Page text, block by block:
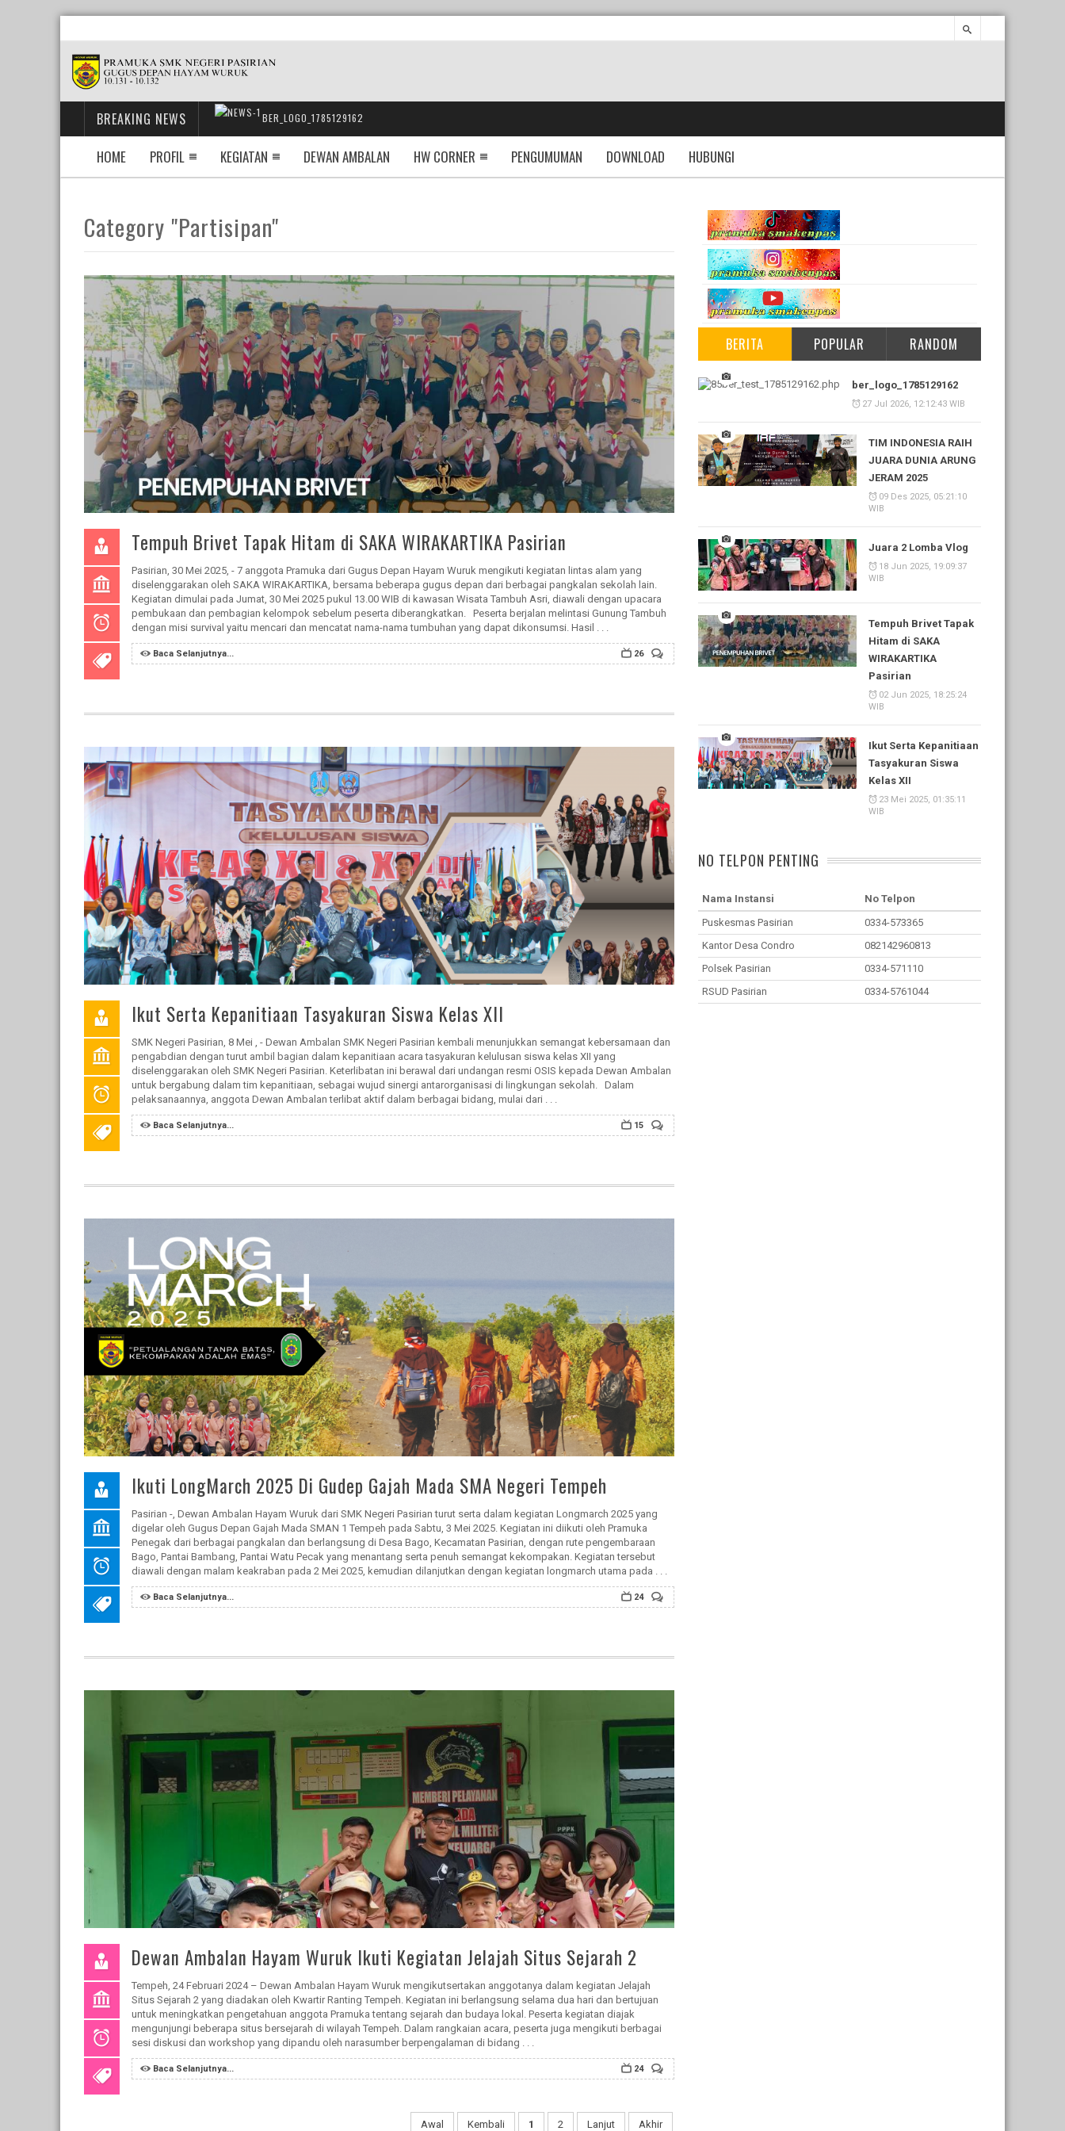
BREAKING NEWS BER_LOGO_1785129162
HOME PROFIL KEGIATAN DEWAN AMBALAN HW CORNER PENGUMUMAN DOWNLOAD HUBUNGI
Category "Partisipan"
Tempuh Brivet Tapak Hitam di SAKA WIRAKARTIKA Pasirian
Pasirian, 30 Mei 2025, - 7 anggota Pramuka dari Gugus Depan Hayam Wuruk mengikuti kegiatan lintas alam yang
diselenggarakan oleh SAKA WIRAKARTIKA, bersama beberapa gugus depan dari berbagai pangkalan sekolah lain.
Kegiatan dimulai pada Jumat, 30 Mei 2025 pukul 13.00 WIB di kawasan Wisata Tambuh Asri, diawali dengan upacara
pembukaan dan pembagian kelompok sebelum peserta diberangkatkan. Peserta berjalan melintasi Gunung Tambuh
dengan misi survival yaitu mencari dan mencatat nama-nama tumbuhan yang dapat dikonsumsi. Hasil . . .
Baca Selanjutnya... 26
Ikut Serta Kepanitiaan Tasyakuran Siswa Kelas XII
SMK Negeri Pasirian, 8 Mei , - Dewan Ambalan SMK Negeri Pasirian kembali menunjukkan semangat kebersamaan dan
pengabdian dengan turut ambil bagian dalam kepanitiaan acara tasyakuran kelulusan siswa kelas XII yang
diselenggarakan oleh SMK Negeri Pasirian. Keterlibatan ini berawal dari undangan resmi OSIS kepada Dewan Ambalan
untuk bergabung dalam tim kepanitiaan, sebagai wujud sinergi antarorganisasi di lingkungan sekolah. Dalam
pelaksanaannya, anggota Dewan Ambalan terlibat aktif dalam berbagai bidang, mulai dari . . .
Baca Selanjutnya... 15
Ikuti LongMarch 2025 Di Gudep Gajah Mada SMA Negeri Tempeh
Pasirian -, Dewan Ambalan Hayam Wuruk dari SMK Negeri Pasirian turut serta dalam kegiatan Longmarch 2025 yang
digelar oleh Gugus Depan Gajah Mada SMAN 1 Tempeh pada Sabtu, 3 Mei 2025. Kegiatan ini diikuti oleh Pramuka
Penegak dari berbagai pangkalan dan berlangsung di Desa Bago, Kecamatan Pasirian, dengan rute pengembaraan
Bago, Pantai Bambang, Pantai Watu Pecak yang menantang serta penuh semangat kekompakan. Kegiatan tersebut
diawali dengan malam keakraban pada 2 Mei 2025, kemudian dilanjutkan dengan kegiatan longmarch utama pada . . .
Baca Selanjutnya... 24
Dewan Ambalan Hayam Wuruk Ikuti Kegiatan Jelajah Situs Sejarah 2
Tempeh, 24 Februari 2024 – Dewan Ambalan Hayam Wuruk mengikutsertakan anggotanya dalam kegiatan Jelajah
Situs Sejarah 2 yang diadakan oleh Kwartir Ranting Tempeh. Kegiatan ini berlangsung selama dua hari dan bertujuan
untuk meningkatkan pengetahuan anggota Pramuka tentang sejarah dan budaya lokal. Peserta kegiatan diajak
mengunjungi beberapa situs bersejarah di wilayah Tempeh. Dalam rangkaian acara, peserta juga mengikuti berbagai
sesi diskusi dan workshop yang dipandu oleh narasumber berpengalaman di bidang . . .
Baca Selanjutnya... 24
Awal Kembali 1 2 Lanjut Akhir
BERITA POPULAR RANDOM
ber_logo_1785129162
27 Jul 2026, 12:12:43 WIB
TIM INDONESIA RAIH
JUARA DUNIA ARUNG
JERAM 2025
09 Des 2025, 05:21:10
WIB
Juara 2 Lomba Vlog
18 Jun 2025, 19:09:37
WIB
Tempuh Brivet Tapak
Hitam di SAKA
WIRAKARTIKA
Pasirian
02 Jun 2025, 18:25:24
WIB
Ikut Serta Kepanitiaan
Tasyakuran Siswa
Kelas XII
23 Mei 2025, 01:35:11
WIB
NO TELPON PENTING
Nama Instansi
No Telpon
Puskesmas Pasirian
0334-573365
Kantor Desa Condro
082142960813
Polsek Pasirian
0334-571110
RSUD Pasirian
0334-5761044